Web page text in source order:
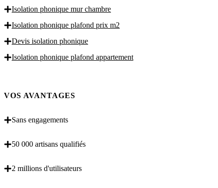
Isolation phonique mur chambre
Isolation phonique plafond prix m2
Devis isolation phonique
Isolation phonique plafond appartement
VOS AVANTAGES
Sans engagements
50 000 artisans qualifiés
2 millions d'utilisateurs